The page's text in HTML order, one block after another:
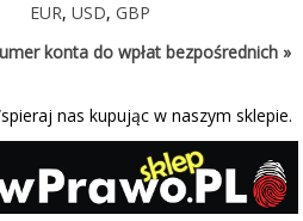
EUR,USD,GBP
konta do wpłat bezpośrednich »
nas kupując w naszym sklepie.